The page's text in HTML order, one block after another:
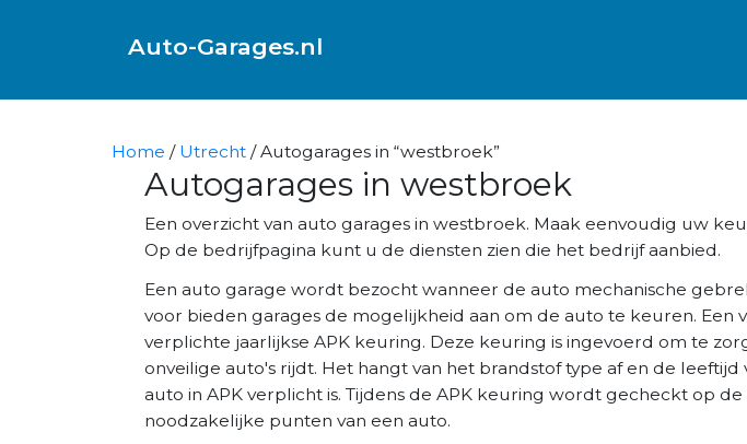
Auto-Garages.nl
Home / Utrecht / Autogarages in “westbroek”
Autogarages in westbroek
Een overzicht van auto garages in westbroek. Maak eenvoudig uw
Op de bedrijfpagina kunt u de diensten zien die het bedrijf aanbied.
Een auto garage wordt bezocht wanneer de auto mechanische
voor bieden garages de mogelijkheid aan om de auto te keuren. Een
verplichte jaarlijkse APK keuring. Deze keuring is ingevoerd om te
onveilige auto's rijdt. Het hangt van het brandstof type af en de leeftijd
auto in APK verplicht is. Tijdens de APK keuring wordt gecheckt op
noodzakelijke punten van een auto.